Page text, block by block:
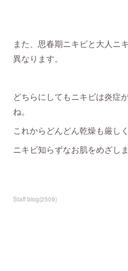
また、思春期ニキビと大人ニ
異なります。
どちらにしてもニキビは炎症
ね。
これからどんどん乾燥も厳し
ニキビ知らずなお肌をめざし
Staff blog(2509)